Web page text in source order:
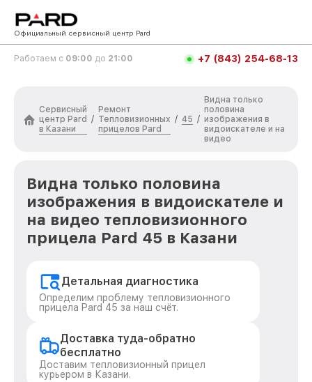
Официальный сервисный центр Pard
Работаем с 09:00 до 21:00 +7 (843) 254-68-13
Сервисный
центр Pard
в Казани
/
Ремонт
Тепловизионных
прицелов Pard
/ 45 /
Видна только
половина
изображения в
видоискателе и на
видео
Видна только половина
изображения в видоискателе и
на видео тепловизионного
прицела Pard 45 в Казани
Детальная диагностика
Определим проблему тепловизионного
прицела Pard 45 за наш счёт.
Доставка туда-обратно
бесплатно
Доставим тепловизионный прицел
курьером в Казани.